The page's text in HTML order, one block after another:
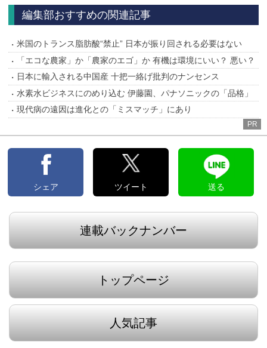
編集部おすすめの関連記事
米国のトランス脂肪酸“禁止” 日本が振り回される必要はない
「エコな農家」か「農家のエゴ」か 有機は環境にいい？ 悪い？
日本に輸入される中国産 十把一絡げ批判のナンセンス
水素水ビジネスにのめり込む 伊藤園、パナソニックの「品格」
現代病の遠因は進化との「ミスマッチ」にあり
PR
シェア ツイート 送る
連載バックナンバー
トップページ
人気記事